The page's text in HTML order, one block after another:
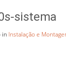
sistema
in Instalação e